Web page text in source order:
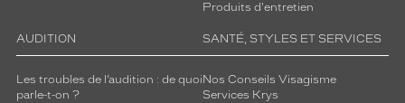
Produits d'entretien
AUDITION
Les troubles de l’audition : de quoi
parle-t-on ?
SANTÉ, STYLES ET SERVICES
Nos Conseils Visagisme
Services Krys